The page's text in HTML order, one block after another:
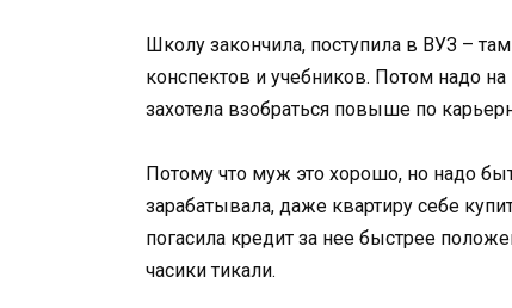
Школу закончила, поступила в ВУЗ –
конспектов и учебников. Потом надо на
захотела взобраться повыше по
Потому что муж это хорошо, но надо
зарабатывала, даже квартиру себе
погасила кредит за нее быстрее
часики тикали.